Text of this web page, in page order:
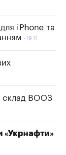
iPhone та
19:11
склад ВООЗ
«Укрнафти»